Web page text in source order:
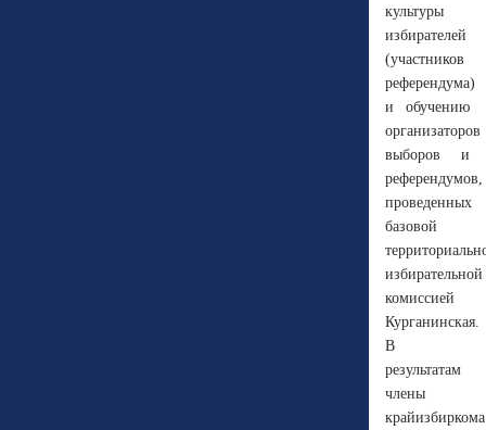
культуры
избирателей
(участников
референдума)
и обучению
организаторов
выборов и
референдумов,
проведенных
базовой
избирательной
комиссией
Курганинская.
В
результатам
члены
крайизбиркома